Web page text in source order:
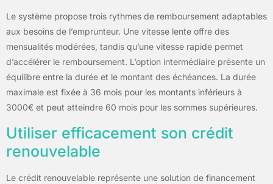
Le système propose trois rythmes de remboursement adaptables
aux besoins de l’emprunteur. Une vitesse lente offre des
mensualités modérées, tandis qu’une vitesse rapide permet
d’accélérer le remboursement. L’option intermédiaire présente un
équilibre entre la durée et le montant des échéances. La durée
maximale est fixée à 36 mois pour les montants inférieurs à
3000€ et peut atteindre 60 mois pour les sommes supérieures.
Utiliser efficacement son crédit
renouvelable
Le crédit renouvelable représente une solution de financement